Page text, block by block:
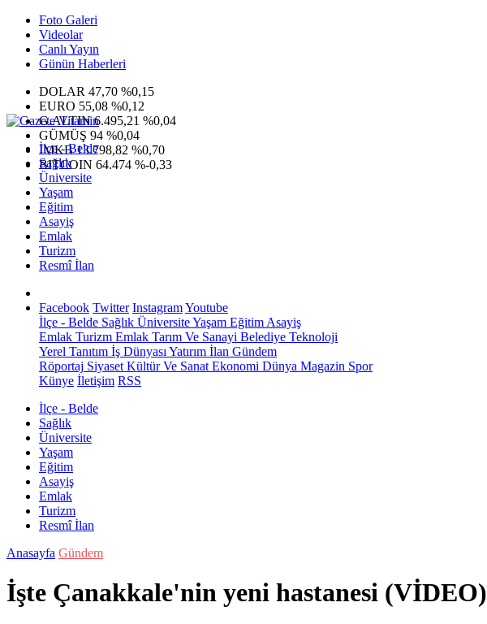
Foto Galeri
Videolar
Canlı Yayın
Günün Haberleri
DOLAR 47,70 %0,15
EURO 55,08 %0,12
G.ALTIN6.495,21 %0,04
GÜMÜŞ 94 %0,04
IMKB13.798,82 %0,70
BITCOIN 64.474 %-0,33
İlçe - Belde
Sağlık
Üniversite
Yaşam
Eğitim
Asayiş
Emlak
Turizm
Resmî İlan
Facebook Twitter InstagramYoutube
İlçe - Belde Sağlık ÜniversiteYaşam Eğitim Asayiş
Emlak Turizm Emlak Tarım Ve Sanayi Belediye Teknoloji
Yerel Tanıtım İş Dünyası Yatırım İlan Gündem
Röportaj Siyaset Kültür Ve Sanat Ekonomi Dünya Magazin Spor
Künye İletişim RSS
İlçe - Belde
Sağlık
Üniversite
Yaşam
Eğitim
Asayiş
Emlak
Turizm
Resmî İlan
Anasayfa Gündem
İşte Çanakkale'nin yeni hastanesi (VİDEO)